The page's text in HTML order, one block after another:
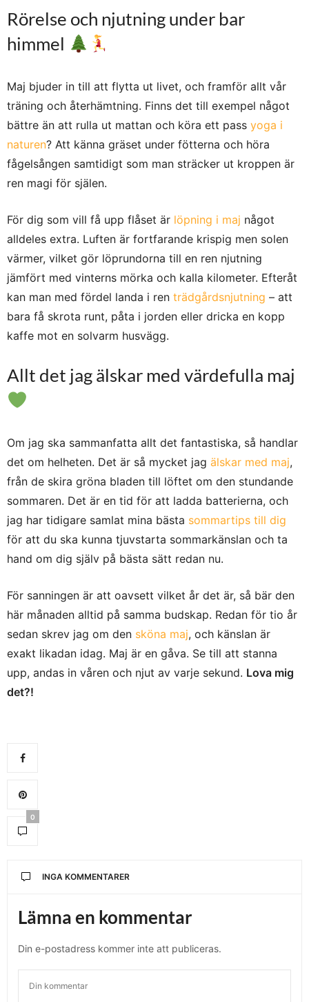
Rörelse och njutning under bar
himmel
Maj bjuder in till att flytta ut livet, och framför allt vår
träning och återhämtning. Finns det till exempel något
bättre än att rulla ut mattan och köra ett pass yoga i
naturen? Att känna gräset under fötterna och höra
fågelsången samtidigt som man sträcker ut kroppen är
ren magi för själen.
För dig som vill få upp flåset är löpning i maj något
alldeles extra. Luften är fortfarande krispig men solen
värmer, vilket gör löprundorna till en ren njutning
jämfört med vinterns mörka och kalla kilometer. Efteråt
kan man med fördel landa i ren trädgårdsnjutning – att
bara få skrota runt, påta i jorden eller dricka en kopp
kaffe mot en solvarm husvägg.
Allt det jag älskar med värdefulla maj
Om jag ska sammanfatta allt det fantastiska, så handlar
det om helheten. Det är så mycket jag älskar med maj,
från de skira gröna bladen till löftet om den stundande
sommaren. Det är en tid för att ladda batterierna, och
jag har tidigare samlat mina bästa sommartips till dig
för att du ska kunna tjuvstarta sommarkänslan och ta
hand om dig själv på bästa sätt redan nu.
För sanningen är att oavsett vilket år det är, så bär den
här månaden alltid på samma budskap. Redan för tio år
sedan skrev jag om den sköna maj, och känslan är
exakt likadan idag. Maj är en gåva. Se till att stanna
upp, andas in våren och njut av varje sekund. Lova mig
det?!
0
INGA KOMMENTARER
Lämna en kommentar
Din e-postadress kommer inte att publiceras.